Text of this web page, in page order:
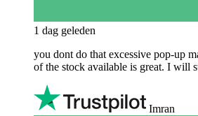
1 dag geleden
you dont do that excessive pop-up
of the stock available is great. I will
Imran